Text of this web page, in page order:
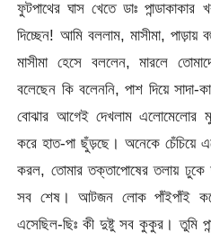
ফুটপাথের ঘাস খেতে ডাঃ পান্ডাকাকার
দিচ্ছেন! আমি বললাম, মাসীমা, পাড়ায়
মাসীমা হেসে বললেন, মারলে
বলেছেন কি বলেননি, পাশ দিয়ে
বোঝার আগেই দেখলাম এলোমেলোর
করে হাত-পা ছুঁড়ছে। অনেকে চেঁচিয়ে
করল, তোমার তক্তাপোষের তলায় ঢুকে
সব শেষ। আটজন লোক পাঁইপাঁই
এসেছিল-ছিঃ কী দুষ্টু সব কুকুর। তুমি